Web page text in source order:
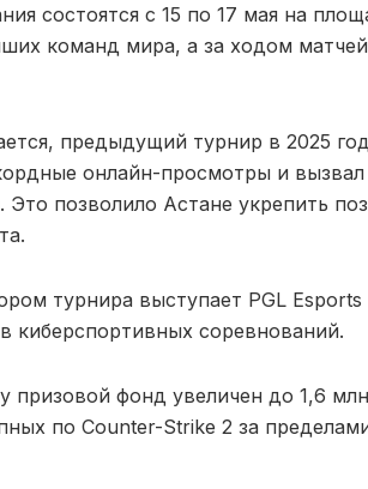
состоятся с 15 по 17 мая на
команд мира, а за ходом
предыдущий турнир в 2025
онлайн-просмотры и
Это позволило Астане укрепить
турнира выступает PGL
киберспортивных соревнований.
призовой фонд увеличен до 1,6
по Counter-Strike 2 за